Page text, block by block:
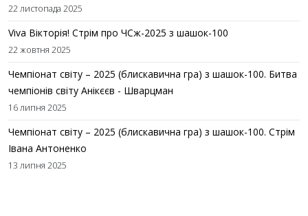
22 листопада 2025
Viva Вікторія! Стрім про ЧСж-2025 з шашок-100
22 жовтня 2025
Чемпіонат світу – 2025 (блискавична гра) з шашок-100. Битва
чемпіонів світу Анікєєв - Шварцман
16 липня 2025
Чемпіонат світу – 2025 (блискавична гра) з шашок-100. Стрім
Івана Антоненко
13 липня 2025